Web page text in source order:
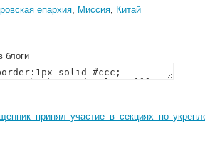
епархия, Миссия, Китай
блоги
принял участие в секциях по